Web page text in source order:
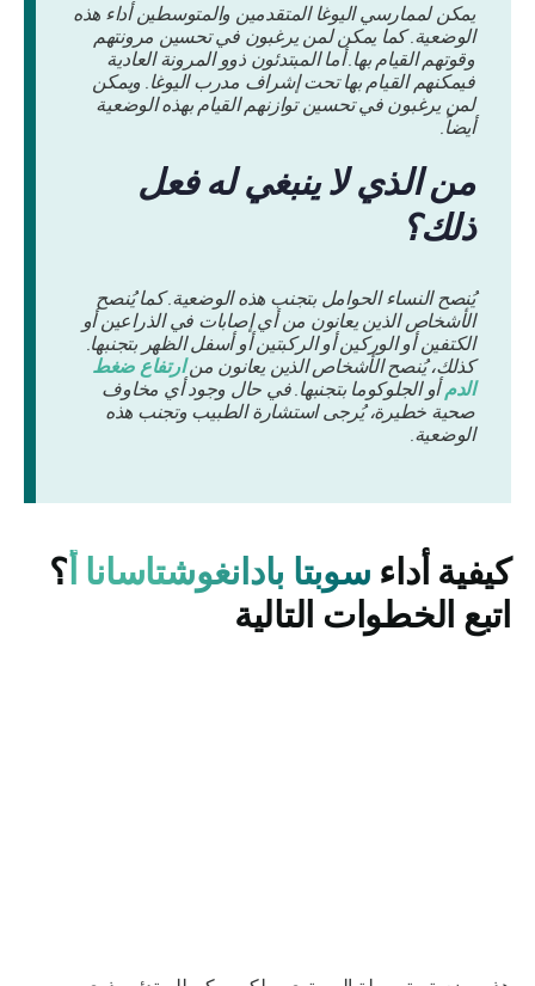
يمكن لممارسي اليوغا المتقدمين والمتوسطين أداء هذه
الوضعية. كما يمكن لمن يرغبون في تحسين مرونتهم
وقوتهم القيام بها. أما المبتدئون ذوو المرونة العادية
فيمكنهم القيام بها تحت إشراف مدرب اليوغا. ويمكن
لمن يرغبون في تحسين توازنهم القيام بهذه الوضعية
أيضاً.
من الذي لا ينبغي له فعل
ذلك؟
يُنصح النساء الحوامل بتجنب هذه الوضعية. كما يُنصح
الأشخاص الذين يعانون من أي إصابات في الذراعين أو
الكتفين أو الوركين أو الركبتين أو أسفل الظهر بتجنبها.
كذلك، يُنصح الأشخاص الذين يعانون منارتفاع ضغط
الدمأو الجلوكوما بتجنبها. في حال وجود أي مخاوف
صحية خطيرة، يُرجى استشارة الطبيب وتجنب هذه
الوضعية.
كيفية أداءسوبتا بادانغوشتاسانا أ ؟
اتبع الخطوات التالية